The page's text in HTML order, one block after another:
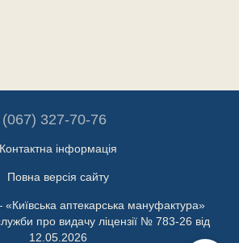
(067) 327-70-76
Контактна інформація
Повна версія сайту
аптекарська мануфактура»
про видачу ліцензії № 783-26 від
12.05.2026